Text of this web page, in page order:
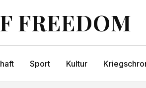
FREEDOM
Sport Kultur